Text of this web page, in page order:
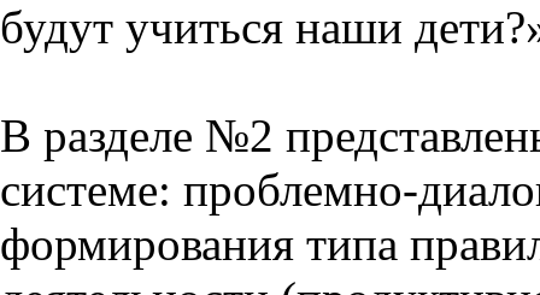
будут учиться наши
В разделе №2
системе: проблемно-
формирования типа